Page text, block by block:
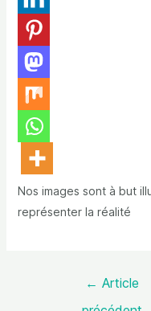
Nos images sont à but
représenter la réalité
← Article